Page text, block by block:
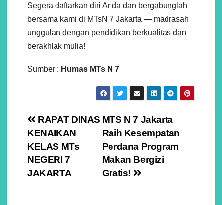
Segera daftarkan diri Anda dan bergabunglah
bersama kami di MTsN 7 Jakarta — madrasah
unggulan dengan pendidikan berkualitas dan
berakhlak mulia!
Sumber : Humas MTs N 7
Navigasi
pos
MTS N 7 Jakarta
Raih Kesempatan
Perdana Program
Makan Bergizi
Gratis!
RAPAT DINAS
KENAIKAN
KELAS MTs
NEGERI 7
JAKARTA